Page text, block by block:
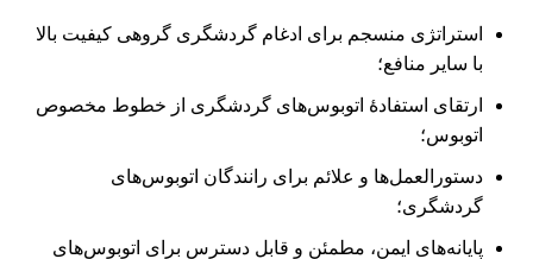
استراتژی منسجم برای ادغام گردشگری گروهی کیفیت بالا
با سایر منافع؛
ارتقای استفادۀ اتوبوس‌های گردشگری از خطوط مخصوص
اتوبوس؛
دستورالعمل‌ها و علائم برای رانندگان اتوبوس‌های
گردشگری؛
پایانه‌های ایمن، مطمئن و قابل دسترس برای اتوبوس‌های